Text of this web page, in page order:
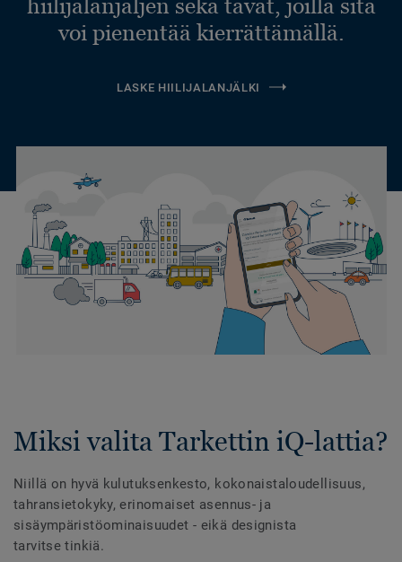
hiilijalanjäljen sekä tavat, joilla sitä
voi pienentää kierrättämällä.
LASKE HIILIJALANJÄLKI
Miksi valita Tarkettin iQ-lattia?
Niillä on hyvä kulutuksenkesto, kokonaistaloudellisuus,
tahransietokyky, erinomaiset asennus- ja
sisäympäristöominaisuudet - eikä designista
tarvitse tinkiä.